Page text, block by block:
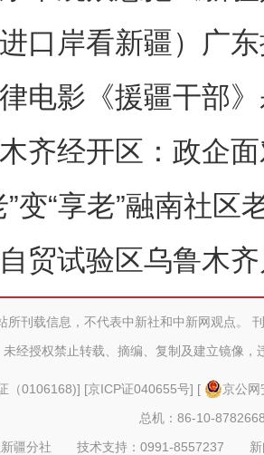
进口岸看新疆）广
经
电影《援疆干部
齐经开区：政企
”变“享老”融南社
贸试验区乌鲁木
本
所刊载信息，不代表中新社和中新网观点。
未经授权禁止转载、摘编、复制及建立镜像，
（0106168)] [京ICP证040655号] [
京公
总机：86-10-
新疆分社 技术支持：0991-8557237